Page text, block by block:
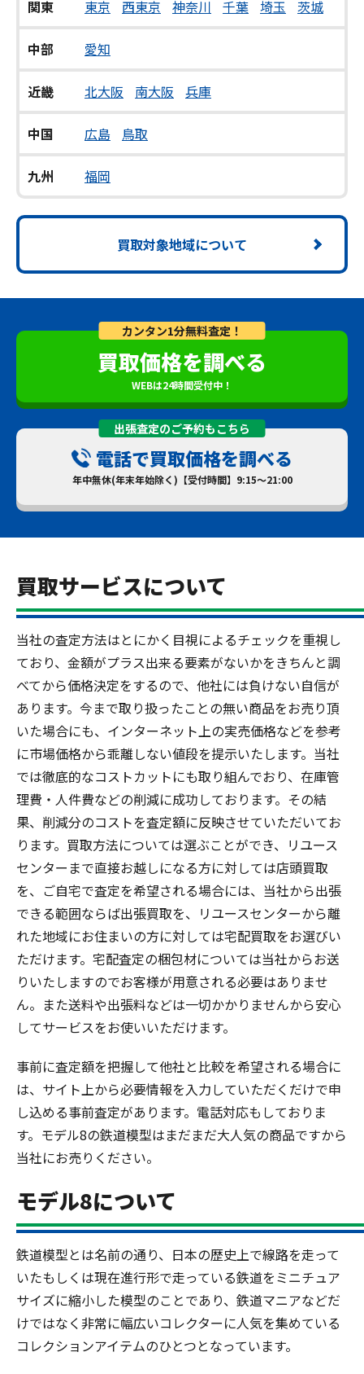
関東 東京 西東京 神奈川 千葉 埼玉 茨城
中部 愛知
近畿 北大阪 南大阪 兵庫
中国 広島 鳥取
九州 福岡
買取対象地域について
カンタン1分無料査定！
買取価格を調べる
WEBは24時間受付中！
出張査定のご予約もこちら
電話で買取価格を調べる
年中無休(年末年始除く)【受付時間】9:15～21:00
買取サービスについて
当社の査定方法はとにかく目視によるチェックを重視し
ており、金額がプラス出来る要素がないかをきちんと調
べてから価格決定をするので、他社には負けない自信が
あります。今まで取り扱ったことの無い商品をお売り頂
いた場合にも、インターネット上の実売価格などを参考
に市場価格から乖離しない値段を提示いたします。当社
では徹底的なコストカットにも取り組んでおり、在庫管
理費・人件費などの削減に成功しております。その結
果、削減分のコストを査定額に反映させていただいてお
ります。買取方法については選ぶことができ、リユース
センターまで直接お越しになる方に対しては店頭買取
を、ご自宅で査定を希望される場合には、当社から出張
できる範囲ならば出張買取を、リユースセンターから離
れた地域にお住まいの方に対しては宅配買取をお選びい
ただけます。宅配査定の梱包材については当社からお送
りいたしますのでお客様が用意される必要はありませ
ん。また送料や出張料などは一切かかりませんから安心
してサービスをお使いいただけます。
事前に査定額を把握して他社と比較を希望される場合に
は、サイト上から必要情報を入力していただくだけで申
し込める事前査定があります。電話対応もしておりま
す。モデル8の鉄道模型はまだまだ大人気の商品ですから
当社にお売りください。
モデル8について
鉄道模型とは名前の通り、日本の歴史上で線路を走って
いたもしくは現在進行形で走っている鉄道をミニチュア
サイズに縮小した模型のことであり、鉄道マニアなどだ
けではなく非常に幅広いコレクターに人気を集めている
コレクションアイテムのひとつとなっています。